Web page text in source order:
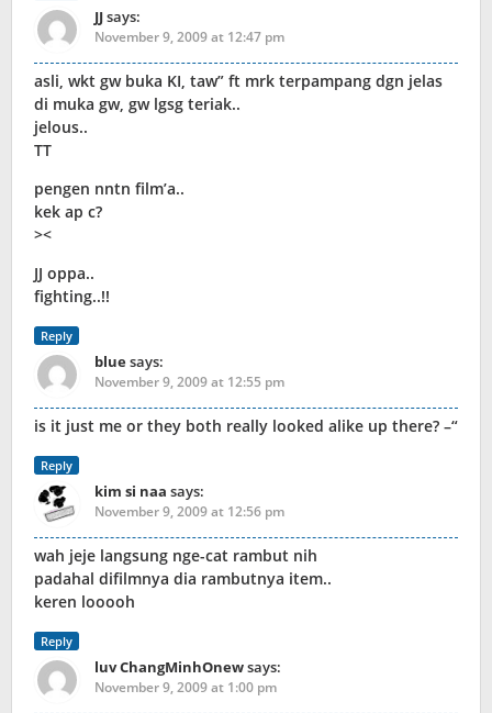
JJsays:
November 9, 2009 at 12:47 pm
asli, wkt gw buka KI, taw” ft mrk terpampang dgn jelas
di muka gw, gw lgsg teriak..
jelous..
TT
pengen nntn film’a..
kek ap c?
><
JJ oppa..
fighting..!!
Reply
bluesays:
November 9, 2009 at 12:55 pm
is it just me or they both really looked alike up there? –“
Reply
kim si naa says:
November 9, 2009 at 12:56 pm
wah jeje langsung nge-cat rambut nih
padahal difilmnya dia rambutnya item..
keren looooh
Reply
luv ChangMinhOnewsays:
November 9, 2009 at 1:00 pm